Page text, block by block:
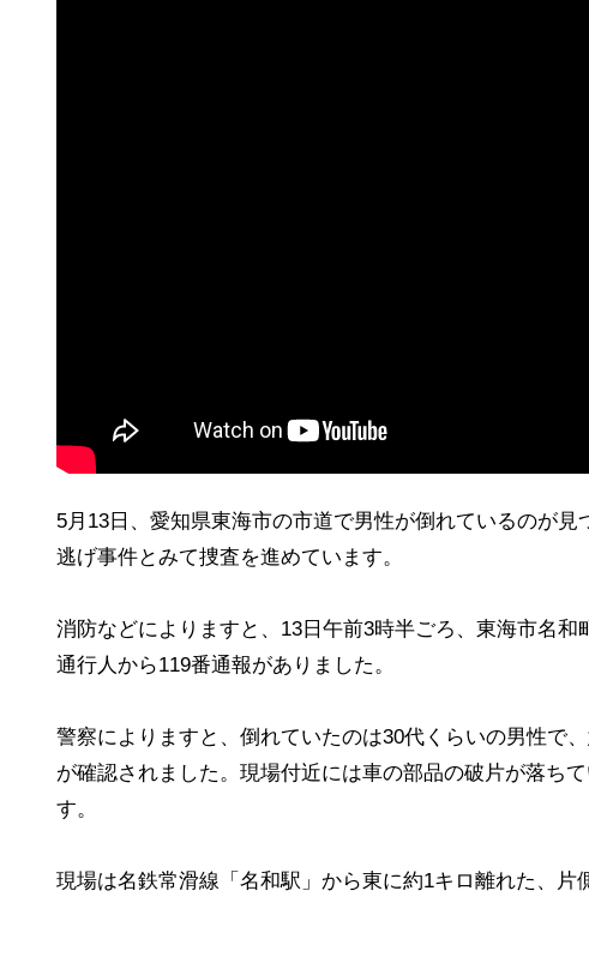
5月13日、愛知県東海市の市道で男性が倒れているのが
逃げ事件とみて捜査を進めています。
消防などによりますと、13日午前3時半ごろ、東海市名
通行人から119番通報がありました。
警察によりますと、倒れていたのは30代くらいの男性で
が確認されました。現場付近には車の部品の破片が落ち
す。
現場は名鉄常滑線「名和駅」から東に約1キロ離れた、片